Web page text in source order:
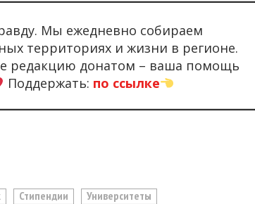
Мы ежедневно собираем
территориях и жизни в регионе.
редакцию донатом – ваша помощь
Поддержать: по ссылке
Стипендии Университеты